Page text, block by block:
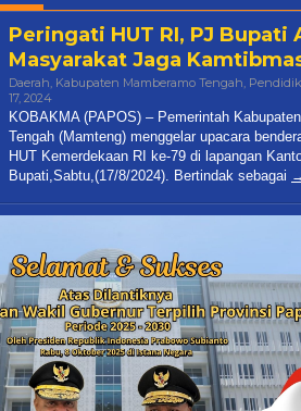
Peringati HUT RI, PJ Bupati
Masyarakat Jaga
Daerah, Kabupaten Mamberamo Tengah,
17, 2024
Papua
Pos
KOBAKMA (PAPOS) – Pemerintah
Tengah (Mamteng) menggelar upacara
HUT Kemerdekaan RI ke-79 di lapangan
Bupati,Sabtu,(17/8/2024). Bertindak sebagai